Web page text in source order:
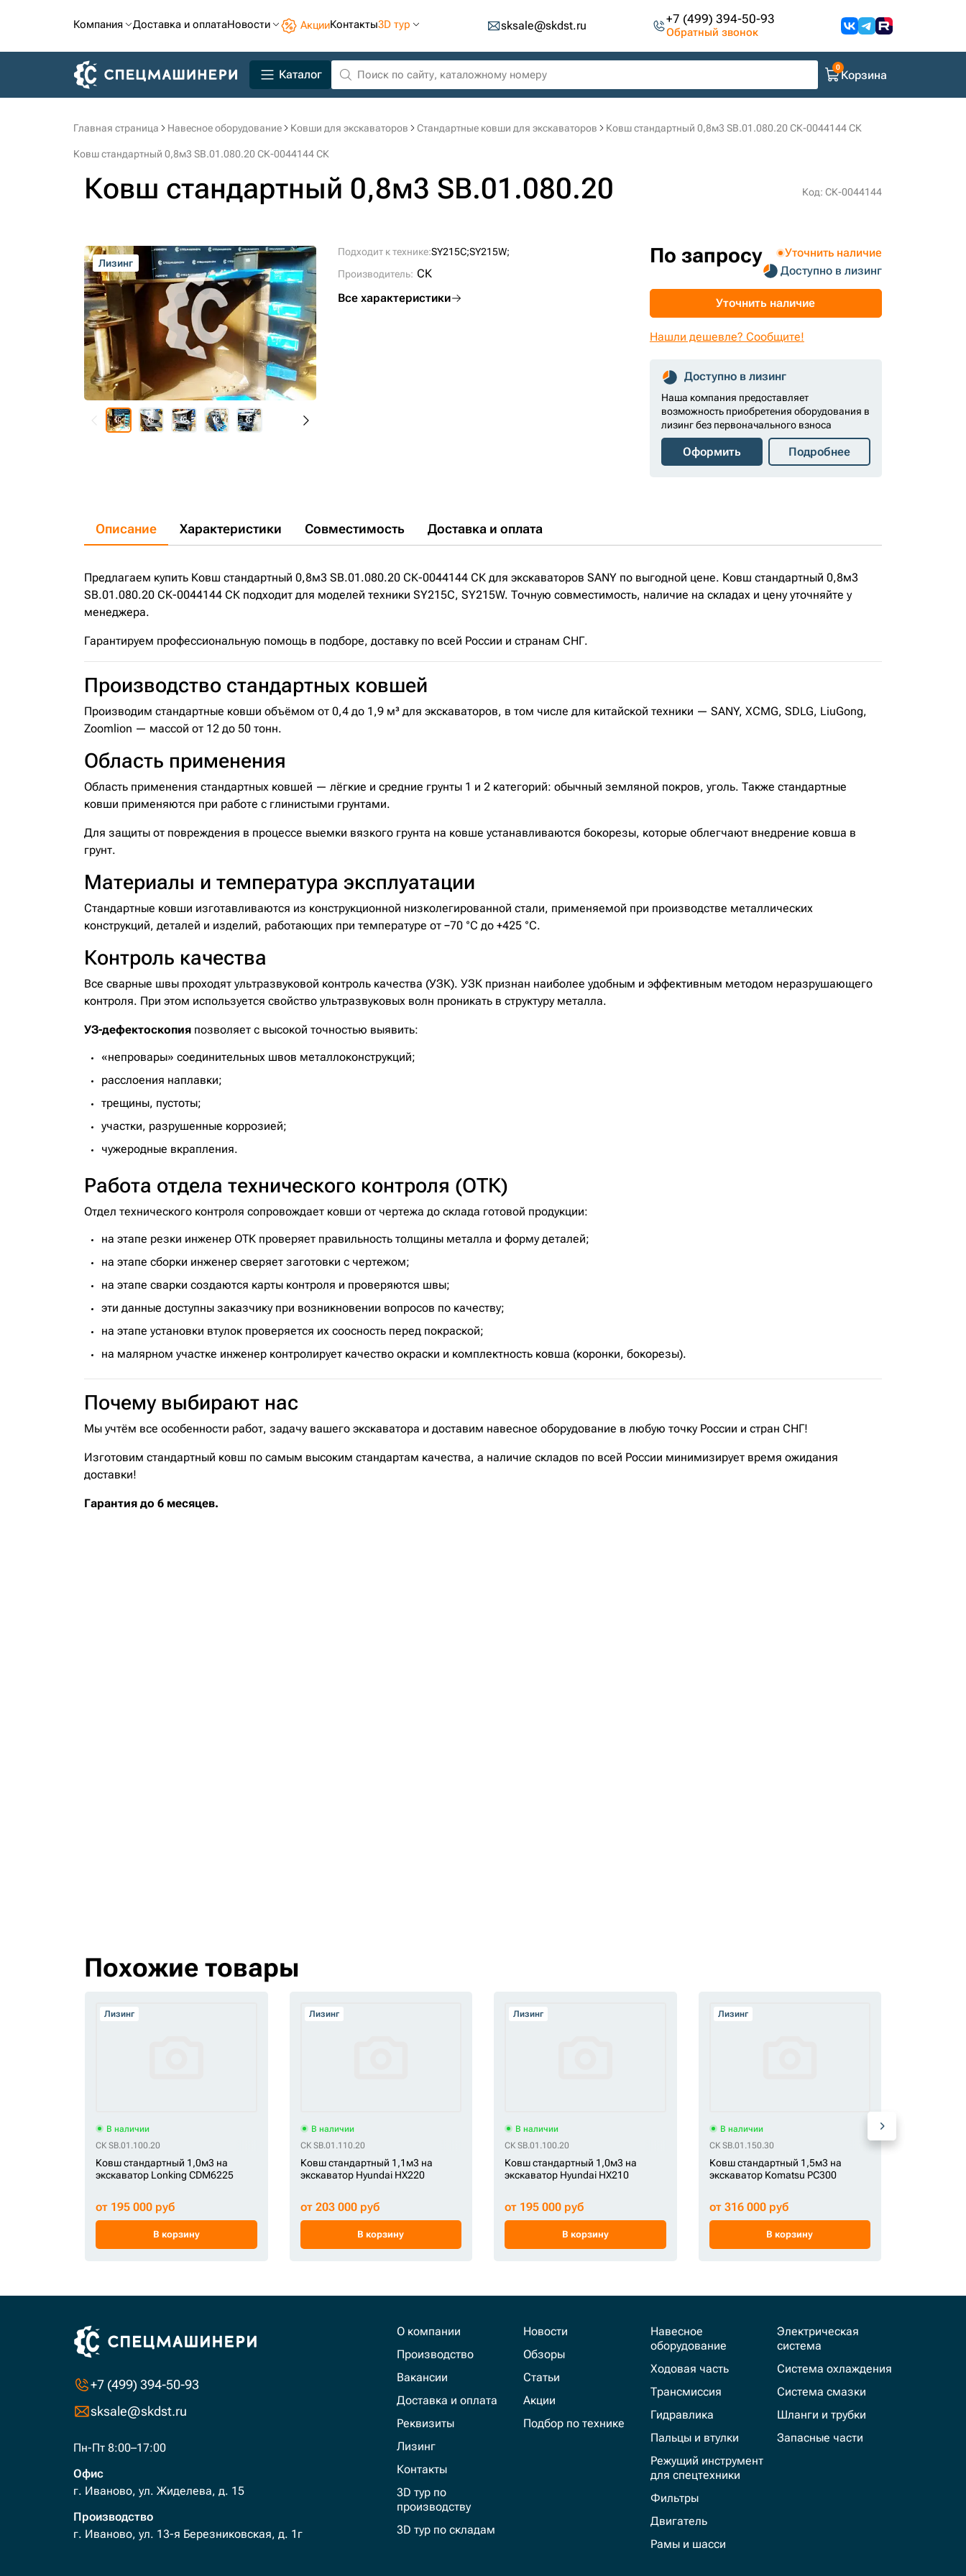
Компания Доставка и оплатаНовости АкцииКонтакты3D тур sksale@skdst.ru +7 (499) 394-50-93
Обратный звонок
Каталог Корзина
Главная страница Навесное оборудование Ковши для экскаваторов Стандартные ковши для экскаваторов Ковш стандартный 0,8м3 SB.01.080.20 СК-0044144 СК
Ковш стандартный 0,8м3 SB.01.080.20 СК-0044144 СК
Ковш стандартный 0,8м3 SB.01.080.20 Код: СК-0044144
Лизинг
Лизинг
Лизинг
Лизинг
Лизинг
Подходит к технике:SY215C;SY215W;
Производитель: СК
Все характеристики
По запросу
Уточнить наличие
Доступно в лизинг
Уточнить наличие
Нашли дешевле? Сообщите!
Доступно в лизинг
Наша компания предоставляет
возможность приобретения оборудования в
лизинг без первоначального взноса
Оформить Подробнее
Описание Характеристики Совместимость Доставка и оплата
Предлагаем купить Ковш стандартный 0,8м3 SB.01.080.20 СК-0044144 СК для экскаваторов SANY по выгодной цене. Ковш стандартный 0,8м3
SB.01.080.20 СК-0044144 СК подходит для моделей техники SY215C, SY215W. Точную совместимость, наличие на складах и цену уточняйте у
менеджера.
Гарантируем профессиональную помощь в подборе, доставку по всей России и странам СНГ.
Производство стандартных ковшей
Производим стандартные ковши объёмом от 0,4 до 1,9 м³ для экскаваторов, в том числе для китайской техники — SANY, XCMG, SDLG, LiuGong,
Zoomlion — массой от 12 до 50 тонн.
Область применения
Область применения стандартных ковшей — лёгкие и средние грунты 1 и 2 категорий: обычный земляной покров, уголь. Также стандартные
ковши применяются при работе с глинистыми грунтами.
Для защиты от повреждения в процессе выемки вязкого грунта на ковше устанавливаются бокорезы, которые облегчают внедрение ковша в
грунт.
Материалы и температура эксплуатации
Стандартные ковши изготавливаются из конструкционной низколегированной стали, применяемой при производстве металлических
конструкций, деталей и изделий, работающих при температуре от −70 °C до +425 °C.
Контроль качества
Все сварные швы проходят ультразвуковой контроль качества (УЗК). УЗК признан наиболее удобным и эффективным методом неразрушающего
контроля. При этом используется свойство ультразвуковых волн проникать в структуру металла.
УЗ-дефектоскопия позволяет с высокой точностью выявить:
«непровары» соединительных швов металлоконструкций;
расслоения наплавки;
трещины, пустоты;
участки, разрушенные коррозией;
чужеродные вкрапления.
Работа отдела технического контроля (ОТК)
Отдел технического контроля сопровождает ковши от чертежа до склада готовой продукции:
на этапе резки инженер ОТК проверяет правильность толщины металла и форму деталей;
на этапе сборки инженер сверяет заготовки с чертежом;
на этапе сварки создаются карты контроля и проверяются швы;
эти данные доступны заказчику при возникновении вопросов по качеству;
на этапе установки втулок проверяется их соосность перед покраской;
на малярном участке инженер контролирует качество окраски и комплектность ковша (коронки, бокорезы).
Почему выбирают нас
Мы учтём все особенности работ, задачу вашего экскаватора и доставим навесное оборудование в любую точку России и стран СНГ!
Изготовим стандартный ковш по самым высоким стандартам качества, а наличие складов по всей России минимизирует время ожидания
доставки!
Гарантия до 6 месяцев.
Похожие товары
Лизинг
В наличии
СК SB.01.100.20
Ковш стандартный 1,0м3 на
экскаватор Lonking CDM6225
от 195 000 руб
В корзину
Лизинг
В наличии
СК SB.01.110.20
Ковш стандартный 1,1м3 на
экскаватор Hyundai HX220
от 203 000 руб
В корзину
Лизинг
В наличии
СК SB.01.100.20
Ковш стандартный 1,0м3 на
экскаватор Hyundai HX210
от 195 000 руб
В корзину
Лизинг
В наличии
СК SB.01.150.30
Ковш стандартный 1,5м3 на
экскаватор Komatsu PC300
от 316 000 руб
В корзину
+7 (499) 394-50-93
sksale@skdst.ru
Пн-Пт 8:00–17:00
Офис
г. Иваново, ул. Жиделева, д. 15
Производство
г. Иваново, ул. 13-я Березниковская, д. 1г
О компании
Производство
Вакансии
Доставка и оплата
Реквизиты
Лизинг
Контакты
3D тур по
производству
3D тур по складам
Новости
Обзоры
Статьи
Акции
Подбор по технике
Навесное
оборудование
Ходовая часть
Трансмиссия
Гидравлика
Пальцы и втулки
Режущий инструмент
для спецтехники
Фильтры
Двигатель
Рамы и шасси
Электрическая
система
Система охлаждения
Система смазки
Шланги и трубки
Запасные части